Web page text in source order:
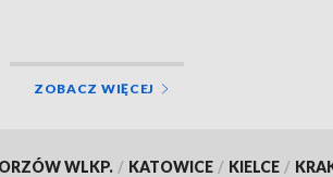
ZOBACZ WIĘCEJ
WLKP. / KATOWICE / KIELCE /